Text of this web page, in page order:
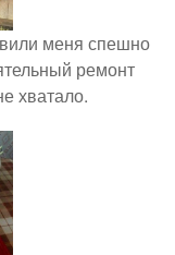
меня спешно
ремонт
хватало.